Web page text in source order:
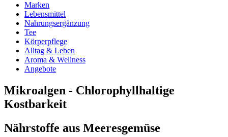
Marken
Lebensmittel
Nahrungsergänzung
Tee
Körperpflege
Alltag & Leben
Aroma & Wellness
Angebote
Mikroalgen - Chlorophyllhaltige
Kostbarkeit
Nährstoffe aus Meeresgemüse